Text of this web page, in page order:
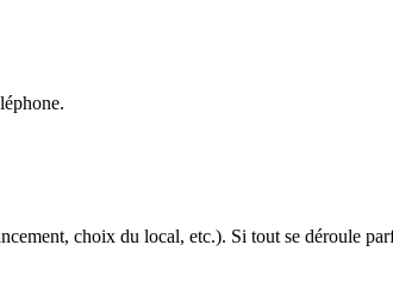
choix du local, etc.). Si tout se déroule